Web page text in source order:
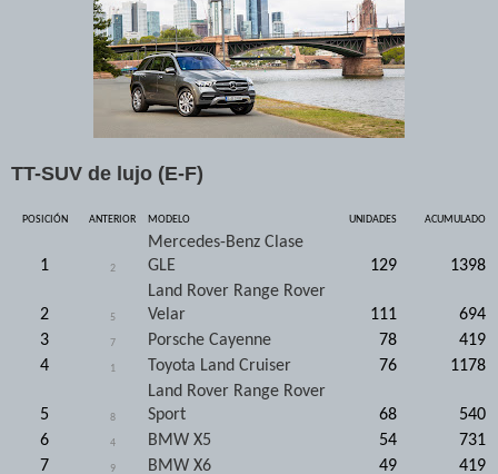
TT-SUV de lujo (E-F)
POSICIÓN ANTERIOR MODELO UNIDADES ACUMULADO
1 2
Mercedes-Benz Clase
GLE
129 1398
2 5
Land Rover Range Rover
Velar
111
694
3
7 Porsche Cayenne 78
419
4
1 Toyota Land Cruiser 76 1178
5 8
Land Rover Range Rover
Sport
68
540
6
4 BMW X5 54
731
7
9 BMW X6 49
419